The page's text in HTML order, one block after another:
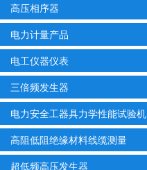
高压相序器
电力计量产品
电工仪器仪表
三倍频发生器
电力安全工器具力学性能试验机
高阻低阻绝缘材料线缆测量
超低频高压发生器